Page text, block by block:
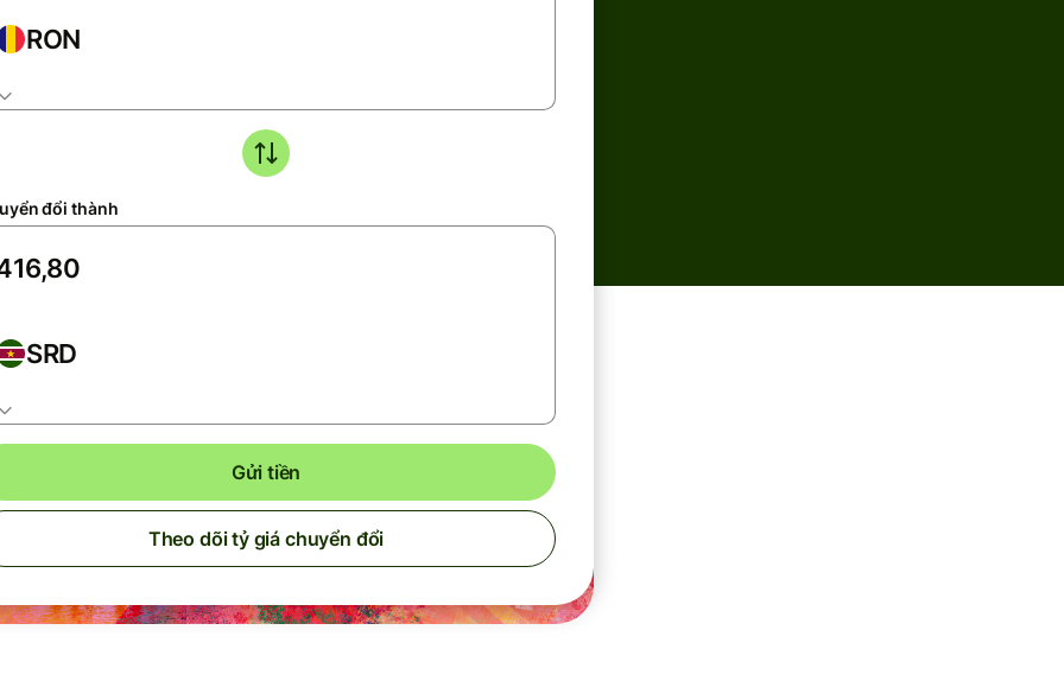
RON
đổi thành
SRD
Gửi tiền
Theo dõi tỷ giá chuyển đổi